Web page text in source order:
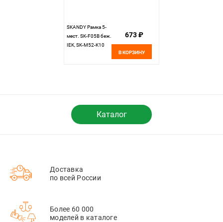
SKANDY Рамка 5-
мест. SK-F05B беж.
IEK, SK-M52-K10
673 ₽
В КОРЗИНУ
Каталог
Доставка
по всей России
Более 60 000
моделей в каталоге